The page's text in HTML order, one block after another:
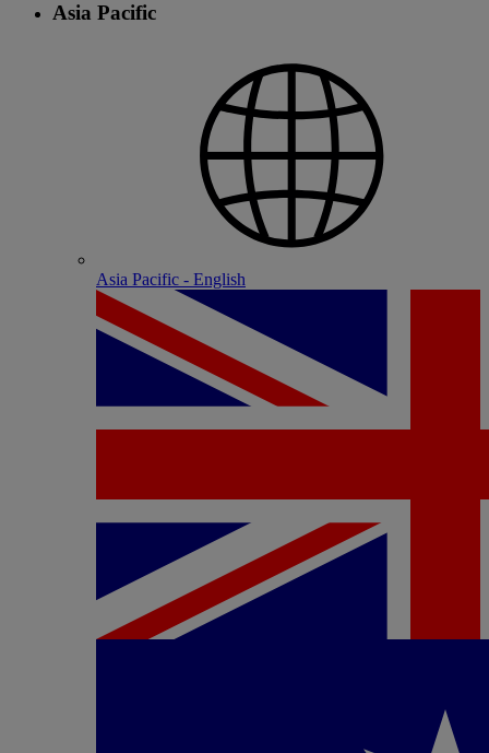
Asia Pacific
Asia Pacific - English